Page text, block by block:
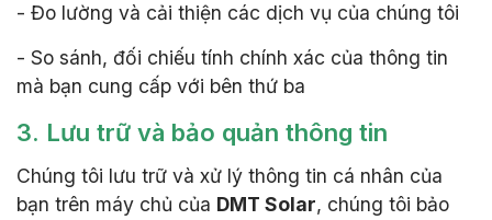
- Đo lường và cải thiện các dịch vụ của chúng tôi
- So sánh, đối chiếu tính chính xác của thông tin
mà bạn cung cấp với bên thứ ba
3. Lưu trữ và bảo quản thông tin
Chúng tôi lưu trữ và xử lý thông tin cá nhân của
bạn trên máy chủ của DMT Solar, chúng tôi bảo